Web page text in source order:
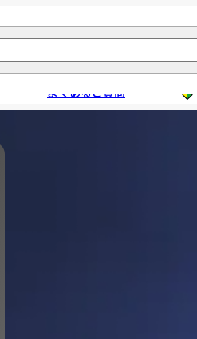
よくあるご質問